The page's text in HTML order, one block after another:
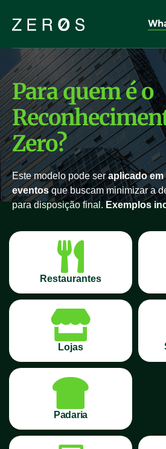
Para quem é o
Zero?
Este modelo pode seraplicado
eventosque buscam minimizar a
para disposição final.Exemplos
Restaurantes
Lojas
Padaria